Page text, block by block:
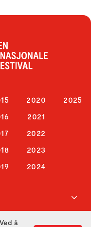
2020
2021
2022
2023
2024
2025
å